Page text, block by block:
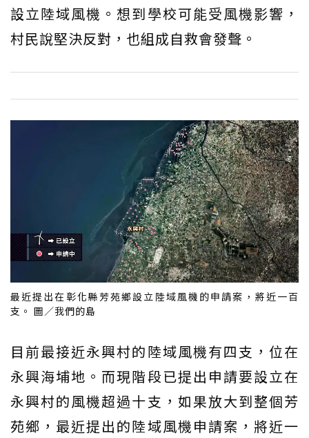
設立陸域風機。想到學校可能受風機影響，
村民說堅決反對，也組成自救會發聲。
最近提出在彰化縣芳苑鄉設立陸域風機的申請案，將近一百
支。 圖／我們的島
目前最接近永興村的陸域風機有四支，位在
永興海埔地。而現階段已提出申請要設立在
永興村的風機超過十支，如果放大到整個芳
苑鄉，最近提出的陸域風機申請案，將近一